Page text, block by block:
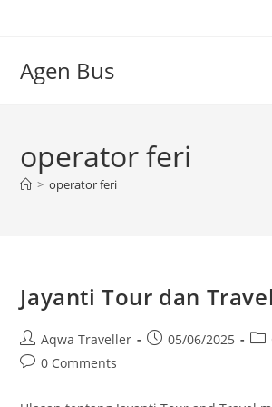
Agen Bus
operator feri
> operator feri
Jayanti Tour dan Travel
Post
author:
Aqwa Traveller
Post05/06/2025
Post0 Comments